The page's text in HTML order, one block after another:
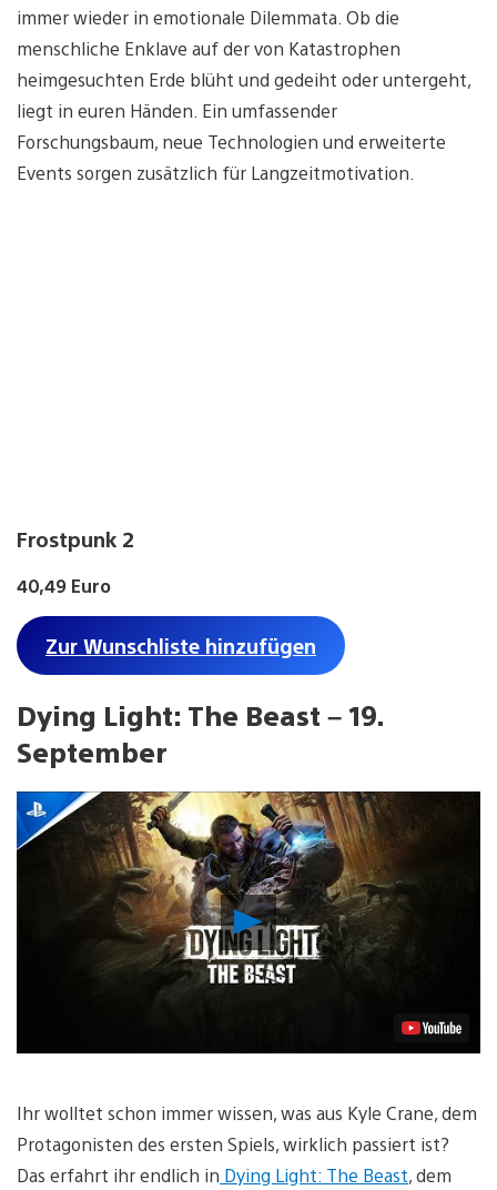
immer wieder in emotionale Dilemmata. Ob die
menschliche Enklave auf der von Katastrophen
heimgesuchten Erde blüht und gedeiht oder untergeht,
liegt in euren Händen. Ein umfassender
Forschungsbaum, neue Technologien und erweiterte
Events sorgen zusätzlich für Langzeitmotivation.
Frostpunk 2
40,49 Euro
Zur Wunschliste hinzufügen
Dying Light: The Beast – 19.
September
Video
abspielen
Ihr wolltet schon immer wissen, was aus Kyle Crane, dem
Protagonisten des ersten Spiels, wirklich passiert ist?
Das erfahrt ihr endlich in Dying Light: The Beast, dem